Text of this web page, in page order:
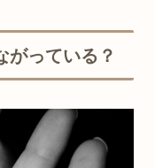
がっている？